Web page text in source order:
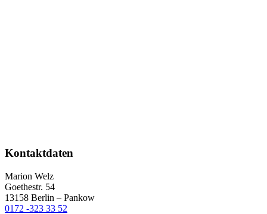
Kontaktdaten
Marion Welz
Goethestr. 54
13158 Berlin – Pankow
0172 -323 33 52